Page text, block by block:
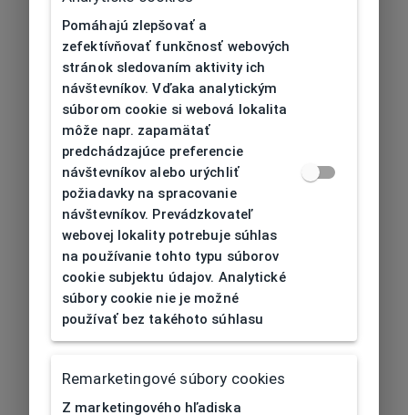
Pomáhajú zlepšovať a
zefektívňovať funkčnosť webových
stránok sledovaním aktivity ich
návštevníkov. Vďaka analytickým
súborom cookie si webová lokalita
môže napr. zapamätať
predchádzajúce preferencie
návštevníkov alebo urýchliť
požiadavky na spracovanie
návštevníkov. Prevádzkovateľ
webovej lokality potrebuje súhlas
na používanie tohto typu súborov
cookie subjektu údajov. Analytické
súbory cookie nie je možné
používať bez takéhoto súhlasu
Remarketingové súbory cookies
Z marketingového hľadiska